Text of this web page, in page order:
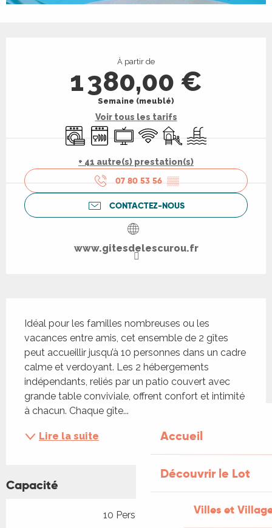
Accueil
Découvrir le Lot
Villes et
À partir de
1 380,00 €
Semaine (meublé)
Voir tous les tarifs
Lave lingeLave vaisselle
Télévision
WiFi Jeux pour enfants /
Piscine
+ 41 autre(s) prestation(s)
07 80 53 56 ▒▒
CONTACTEZ-NOUS
www.gitesdelescurou.fr
Idéal pour les familles nombreuses ou les
vacances entre amis, cet ensemble de 2 gîtes
peut accueillir jusqu’à 10 personnes dans un cadre
calme et verdoyant. Les 2 hébergements
indépendants, reliés par un patio couvert avec
grande table conviviale, offrent confort et intimité
à chacun. Chaque gîte...
Lire la suite
Capacité
10 Personne(s)